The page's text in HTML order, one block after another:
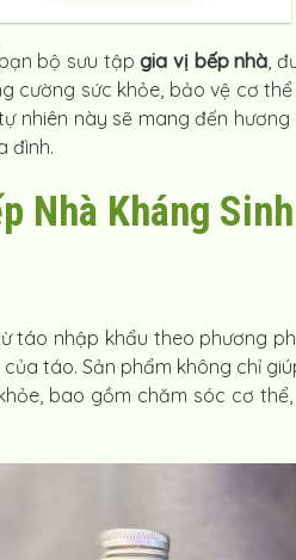
bộ sưu tậpgia vị bếp nhà ,
cường sức khỏe, bảo vệ cơ
nhiên này sẽ mang đến
đình.
Nhà Kháng
táo nhập khẩu theo phương
táo. Sản phẩm không chỉ
bao gồm chăm sóc cơ